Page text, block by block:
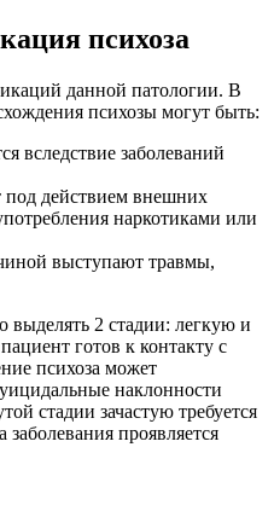
психоза
данной патологии. В
психозы могут быть:
вследствие заболеваний
действием внешних
наркотиками или
выступают травмы,
выделять 2 стадии: легкую и
готов к контакту с
психоза может
наклонности
стадии зачастую требуется
проявляется